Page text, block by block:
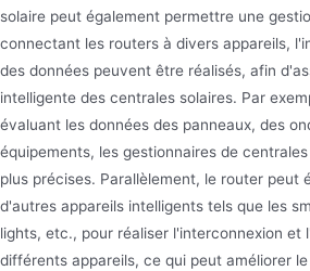
solaire peut également permettre une
connectant les routers à divers appareils,
des données peuvent être réalisés, afin
intelligente des centrales solaires. Par
évaluant les données des panneaux, des
équipements, les gestionnaires de
plus précises. Parallèlement, le router peut
d'autres appareils intelligents tels que les
lights, etc., pour réaliser l'interconnexion et
différents appareils, ce qui peut améliorer